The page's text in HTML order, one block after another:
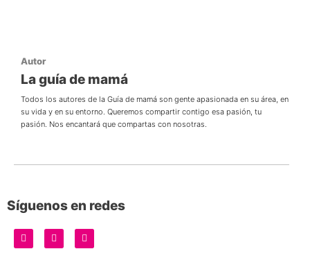
Autor
La guía de mamá
Todos los autores de la Guía de mamá son gente apasionada en su área, en
su vida y en su entorno. Queremos compartir contigo esa pasión, tu
pasión. Nos encantará que compartas con nosotras.
Síguenos en redes